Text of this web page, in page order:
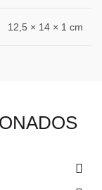
12,5 × 14 × 1 cm